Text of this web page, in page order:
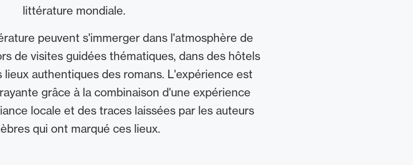
littérature mondiale.
peuvent s'immerger dans l'atmosphère de
de visites guidées thématiques, dans des hôtels
lieux authentiques des romans. L'expérience est
grâce à la combinaison d'une expérience
locale et des traces laissées par les auteurs
qui ont marqué ces lieux.